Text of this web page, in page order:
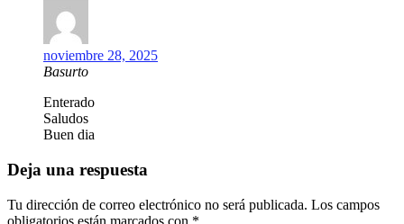
noviembre 28, 2025
Basurto
Enterado
Saludos
Buen dia
Deja una respuesta
Tu dirección de correo electrónico no será publicada. Los campos
obligatorios están marcados con *